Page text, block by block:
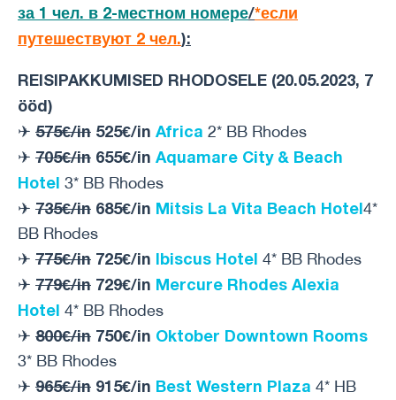
за 1 чел. в 2-местном номере/*если
путешествуют 2 чел.):
REISIPAKKUMISED RHODOSELE (20.05.2023, 7
ööd)
✈ 575€/in 525€/in Africa 2* BB Rhodes
✈ 705€/in 655€/in Aquamare City & Beach
Hotel 3* BB Rhodes
✈ 735€/in 685€/in Mitsis La Vita Beach Hotel4*
BB Rhodes
✈ 775€/in 725€/in Ibiscus Hotel 4* BB Rhodes
✈ 779€/in 729€/in Mercure Rhodes Alexia
Hotel 4* BB Rhodes
✈ 800€/in 750€/in Oktober Downtown Rooms
3* BB Rhodes
✈ 965€/in 915€/in Best Western Plaza 4* HB